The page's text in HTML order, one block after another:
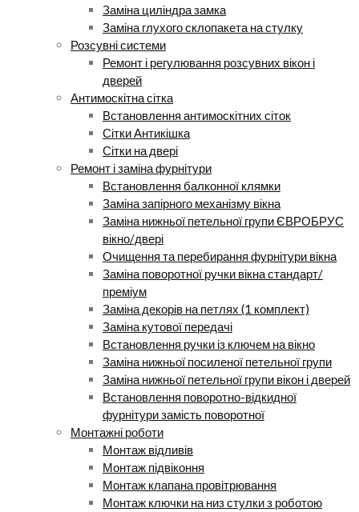
Заміна циліндра замка
Заміна глухого склопакета на стулку
Розсувні системи
Ремонт і регулювання розсувних вікон і
дверей
Антимоскітна сітка
Встановлення антимоскітних сіток
Сітки Антикішка
Сітки на двері
Ремонт і заміна фурнітури
Встановлення балконної клямки
Заміна запірного механізму вікна
Заміна нижньої петельної групи ЄВРОБРУС
вікно/двері
Очищення та перебирання фурнітури вікна
Заміна поворотної ручки вікна стандарт/
преміум
Заміна декорів на петлях (1 комплект)
Заміна кутової передачі
Встановлення ручки із ключем на вікно
Заміна нижньої посиленої петельної групи
Заміна нижньої петельної групи вікон і дверей
Встановлення поворотно-відкидної
фурнітури замість поворотної
Монтажні роботи
Монтаж відливів
Монтаж підвіконня
Монтаж клапана провітрювання
Монтаж ключки на низ стулки з роботою